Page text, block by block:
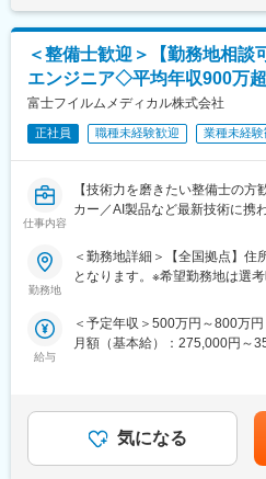
日本：Carrozzeria、海外：
展開しており、東北パイオニア
世界中で販売しています。
変更の範囲：会社の定める業務
＜整備士歓迎＞【勤務地相談
エンジニア◇平均年収900万
富士フイルムメディカル株式会社
正社員 職種未経験歓迎 業種未経験
仕事内容
【技術力を磨きたい整備士の
カー／AI製品など最新技術に携
方募集！整備士としての経験
ます。PACSやCT・MRIなどの
支える重要な仕事です。最新の
■PACSとは
imaging/enterprise-pacs
■仕事内容
勤務地
＜勤務地詳細＞【全国拠点】住
となります。※希望勤務地は選
ーク含む）
給与
＜予定年収＞500万円～800万
月額（基本給）：275,000円～
歳/750万円(入社8年・経験11年
までも目安の金額であり、選考
す。月給(月額)は固定手当を含
気になる